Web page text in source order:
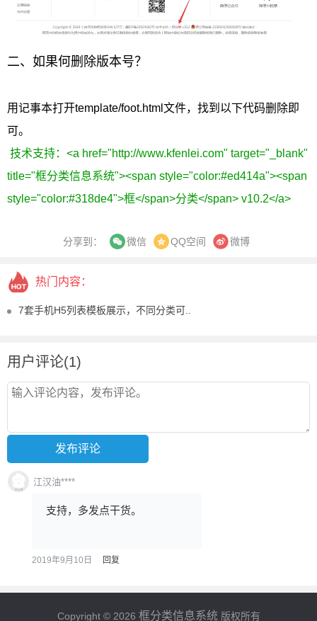
二、如果何删除版本号？
用记事本打开template/foot.html文件，找到以下代码删除即
可。
技术支持：<a href="http://www.kfenlei.com" target="_blank"
title="框分类信息系统"><span style="color:#ed414a"><span
style="color:#318de4">框</span>分类</span> v10.2</a>
分享到： 微信 QQ空间 微博
热门内容：
7套手机H5列表模板展示，不同分类可..
用户评论(1)
江汉油****
支持，多发点干货。
2019年9月10日 回复
Copyright © 2026 框分类信息系统版权所有